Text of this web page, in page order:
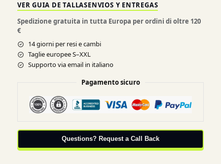
VER GUIA DE TALLASENVIOS Y ENTREGAS
Spedizione gratuita in tutta Europa per ordini di oltre 120
€
14 giorni per resi e cambi
Taglie europee S–XXL
Supporto via email in italiano
Pagamento sicuro
Questions? Request a Call Back